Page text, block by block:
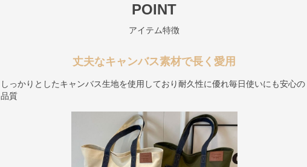
POINT
アイテム特徴
丈夫なキャンバス素材で長く愛用
しっかりとしたキャンバス生地を使用しており耐久性に優れ毎日使いにも安心の
品質